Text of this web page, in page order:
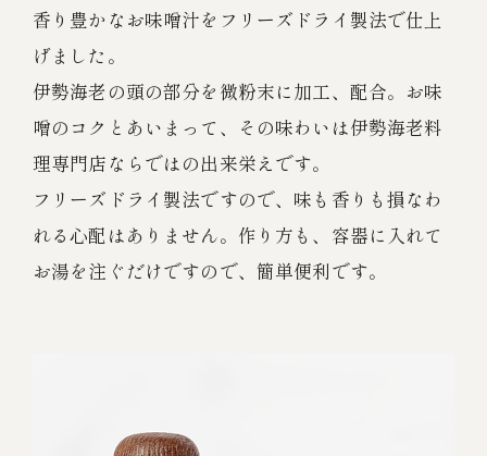
香り豊かなお味噌汁をフリーズドライ製法で仕上
げました。
伊勢海老の頭の部分を微粉末に加工、配合。お味
噌のコクとあいまって、その味わいは伊勢海老料
理専門店ならではの出来栄えです。
フリーズドライ製法ですので、味も香りも損なわ
れる心配はありません。作り方も、容器に入れて
お湯を注ぐだけですので、簡単便利です。